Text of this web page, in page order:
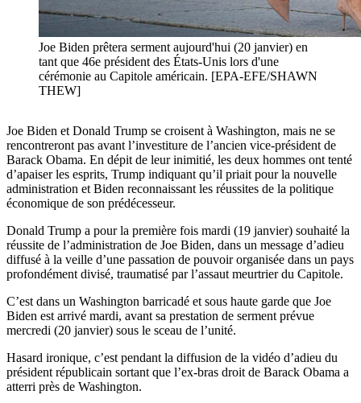
Joe Biden prêtera serment aujourd'hui (20 janvier) en
tant que 46e président des États-Unis lors d'une
cérémonie au Capitole américain. [EPA-EFE/SHAWN
THEW]
Joe Biden et Donald Trump se croisent à Washington, mais ne se
rencontreront pas avant l’investiture de l’ancien vice-président de
Barack Obama. En dépit de leur inimitié, les deux hommes ont tenté
d’apaiser les esprits, Trump indiquant qu’il priait pour la nouvelle
administration et Biden reconnaissant les réussites de la politique
économique de son prédécesseur.
Donald Trump a pour la première fois mardi (19 janvier) souhaité la
réussite de l’administration de Joe Biden, dans un message d’adieu
diffusé à la veille d’une passation de pouvoir organisée dans un pays
profondément divisé, traumatisé par l’assaut meurtrier du Capitole.
C’est dans un Washington barricadé et sous haute garde que Joe
Biden est arrivé mardi, avant sa prestation de serment prévue
mercredi (20 janvier) sous le sceau de l’unité.
Hasard ironique, c’est pendant la diffusion de la vidéo d’adieu du
président républicain sortant que l’ex-bras droit de Barack Obama a
atterri près de Washington.